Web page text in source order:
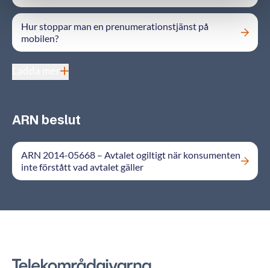
Hur stoppar man en prenumerationstjänst på
mobilen?
ARN beslut
ARN 2014-05668 – Avtalet ogiltigt när konsumenten
inte förstått vad avtalet gäller